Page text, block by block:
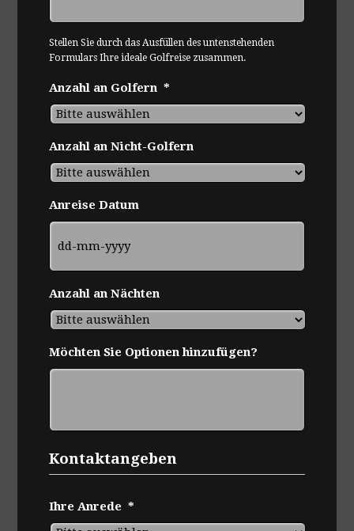
Stellen Sie durch das Ausfüllen des untenstehenden
Formulars Ihre ideale Golfreise zusammen.
Anzahl an Golfern *
Anzahl an Nicht-Golfern
Anreise Datum
Bindestrich
MM
JJJJ
Anzahl an Nächten
Möchten Sie Optionen hinzufügen?
Kontaktangeben
Ihre Anrede *